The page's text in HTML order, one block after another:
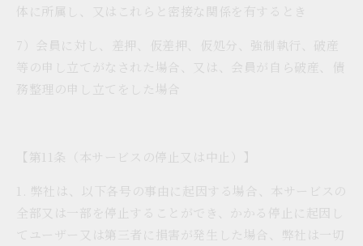
体に所属し、又はこれらと密接な関係を有するとき
7）会員に対し、差押、仮差押、仮処分、強制執行、破産
等の申し立てがなされた場合、又は、会員が自ら破産、債
務整理の申し立てをした場合
【第11条（本サービスの停止又は中止）】
1. 弊社は、以下各号の事由に起因する場合、本サービスの
全部又は一部を停止することができ、かかる停止に起因し
てユーザー又は第三者に損害が発生した場合、弊社は一切